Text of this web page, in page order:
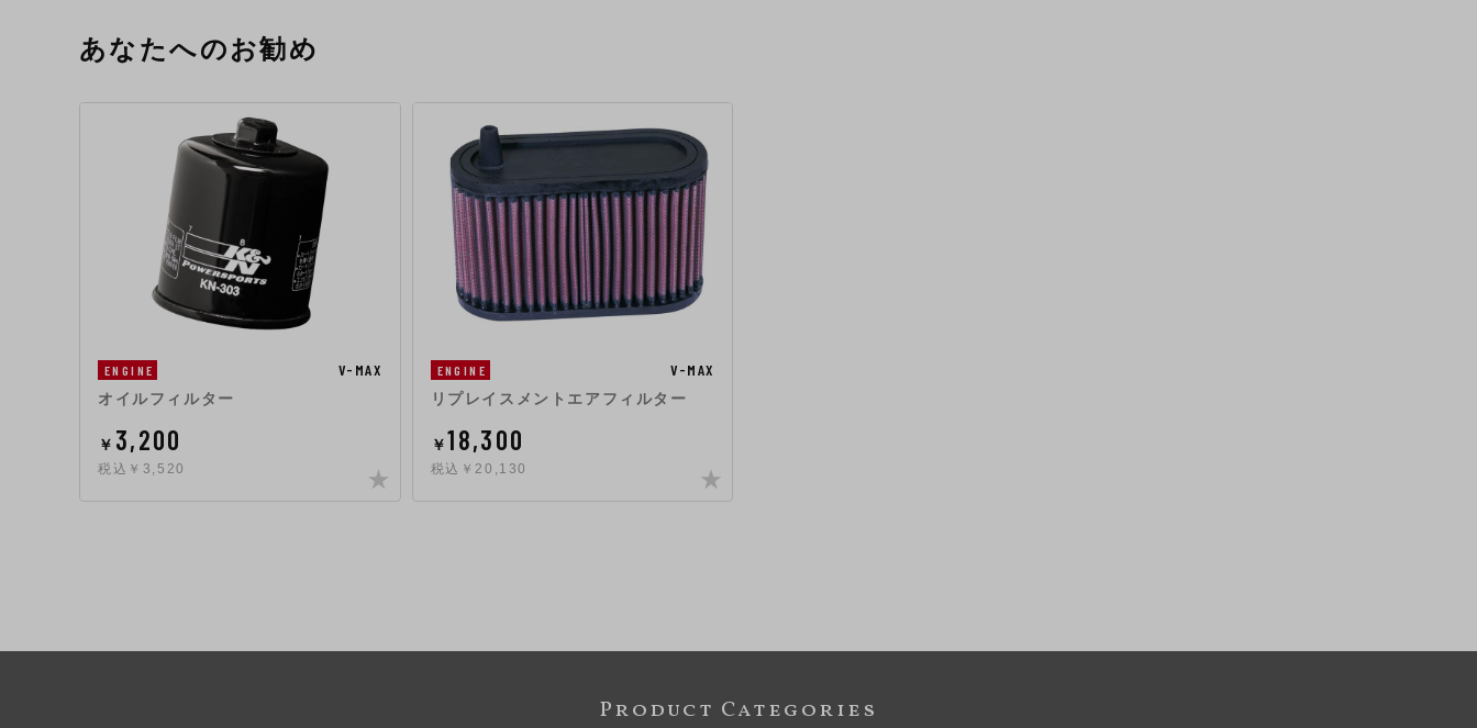
あなたへのお勧め
ENGINE V-MAX
オイルフィルター
￥ 3,200
税込￥3,520
ENGINE V-MAX
リプレイスメントエアフィルター
￥18,300
税込￥20,130
Product Categories